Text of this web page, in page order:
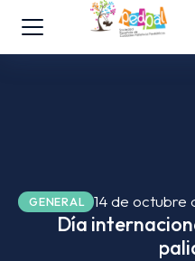
GENERAL 14 de octubre
Día